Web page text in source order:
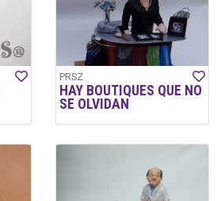
PRSZ
HAY BOUTIQUES QUE NO
SE OLVIDAN